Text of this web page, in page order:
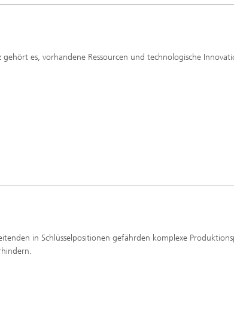
gehört es, vorhandene Ressourcen und technologische
in Schlüsselpositionen gefährden komplexe